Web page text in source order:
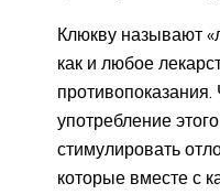
Клюкву называют
как и любое
употребление
стимулировать
которые вместе с